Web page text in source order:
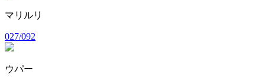
マリルリ
027/092
ウパー